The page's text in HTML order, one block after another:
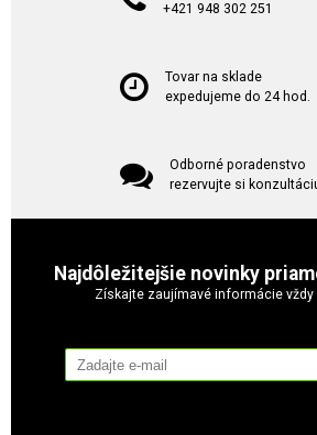
+421 948 302 251
Tovar na sklade
expedujeme do 24 hod.
Odborné poradenstvo
rezervujte si
Najdôležitejšie novinky
Získajte zaujímavé informácie vždy